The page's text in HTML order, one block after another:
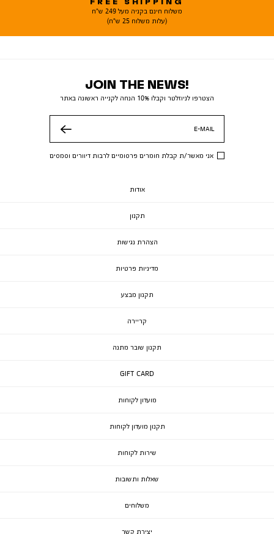
משלוח חינם בקניה מעל 249 ש"ח
(עלות משלוח 25 ש"ח)
JOIN THE NEWS!
הצטרפו לניוזלטר וקבלו 10% הנחה לקנייה ראשונה באתר
E-MAIL
אני מאשר/ת קבלת חומרים פרסומיים לרבות דיוורים וסמסים
אודות
תקנון
הצהרת נגישות
מדיניות פרטיות
תקנון מבצע
קריירה
תקנון שובר מתנה
GIFT CARD
מועדון לקוחות
תקנון מועדון לקוחות
שירות לקוחות
שאלות ותשובות
משלוחים
יצירת קשר